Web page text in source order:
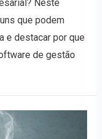
Neste
que podem
e destacar por que
de gestão